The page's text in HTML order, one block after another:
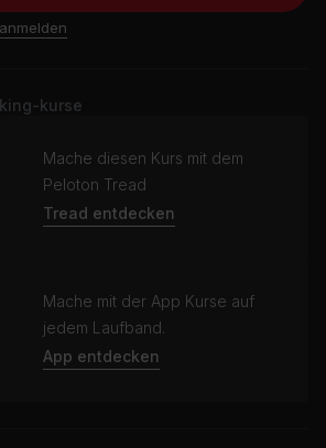
kurse
Mache diesen Kurs mit dem
Peloton Tread
Tread entdecken
Mache mit der App Kurse auf
jedem Laufband.
App entdecken